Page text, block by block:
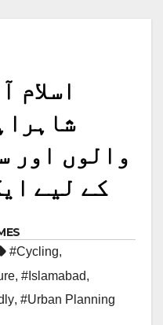
اسلام
والوں اور
کے لیے
#Cycling,
, #Islamabad,
, #Urban Planning